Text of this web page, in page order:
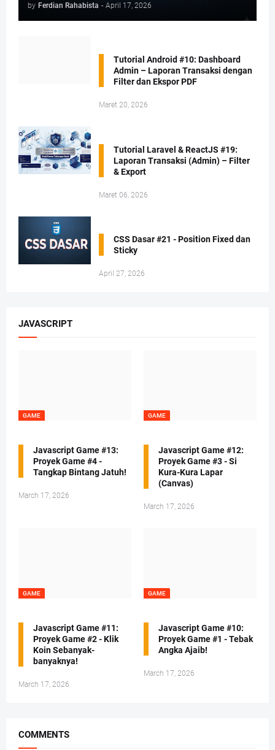
by Ferdian Rahabista - April 17, 2026
Tutorial Android #10: Dashboard
Admin – Laporan Transaksi dengan
Filter dan Ekspor PDF
Maret 20, 2026
Tutorial Laravel & ReactJS #19:
Laporan Transaksi (Admin) – Filter
& Export
Maret 06, 2026
CSS Dasar #21 - Position Fixed dan
Sticky
April 27, 2026
JAVASCRIPT
GAME
Javascript Game #13:
Proyek Game #4 -
Tangkap Bintang Jatuh!
March 17, 2026
GAME
Javascript Game #12:
Proyek Game #3 - Si
Kura-Kura Lapar
(Canvas)
March 17, 2026
GAME
Javascript Game #11:
Proyek Game #2 - Klik
Koin Sebanyak-
banyaknya!
March 17, 2026
GAME
Javascript Game #10:
Proyek Game #1 - Tebak
Angka Ajaib!
March 17, 2026
COMMENTS